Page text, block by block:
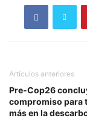
Artículos anteriores
Pre-Cop26
compromiso para
más en la